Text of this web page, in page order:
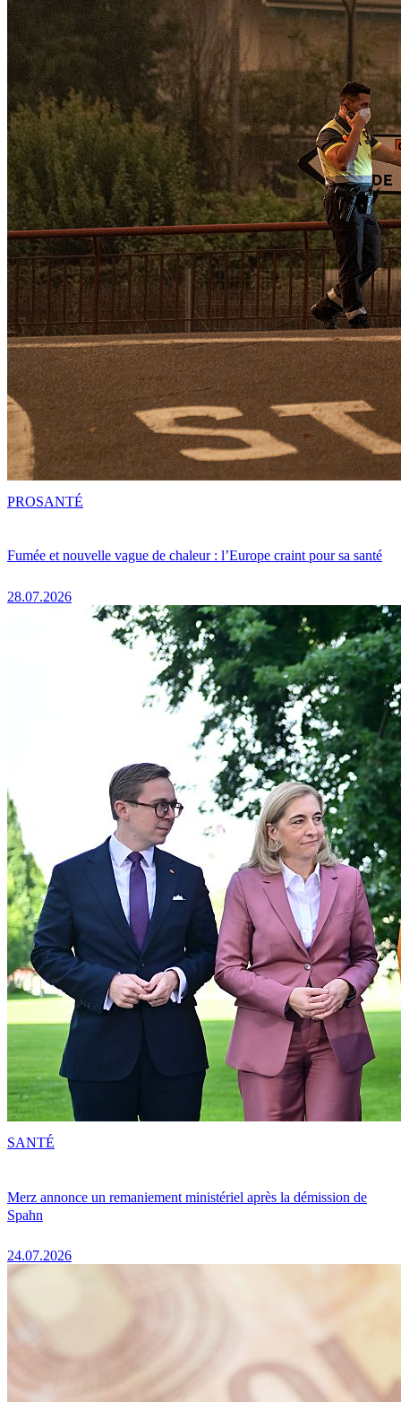
Fumée et nouvelle vague de chaleur : l’Europe craint pour sa santé
28.07.2026
PROSANTÉ
Merz annonce un remaniement ministériel après la démission de
Spahn
24.07.2026
SANTÉ